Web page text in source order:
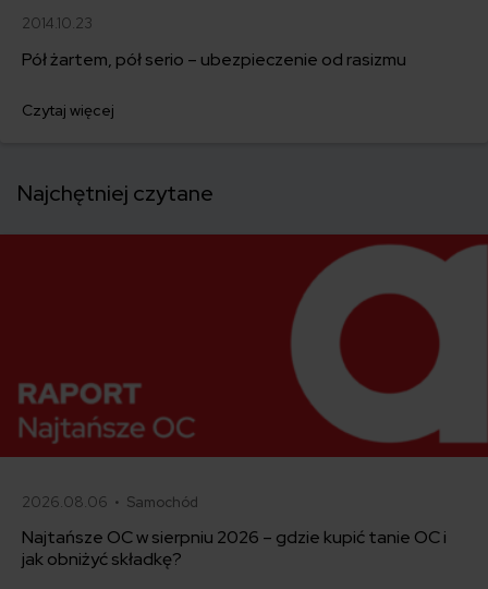
2014.10.23
Pół żartem, pół serio – ubezpieczenie od rasizmu
Czytaj więcej
Najchętniej czytane
2026.08.06 • Samochód
Najtańsze OC w sierpniu 2026 – gdzie kupić tanie OC i
jak obniżyć składkę?